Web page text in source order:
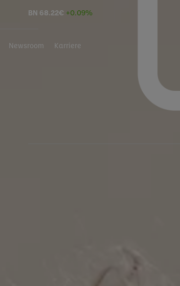
Newsroom Karriere
BN 68.22€ +0.09%